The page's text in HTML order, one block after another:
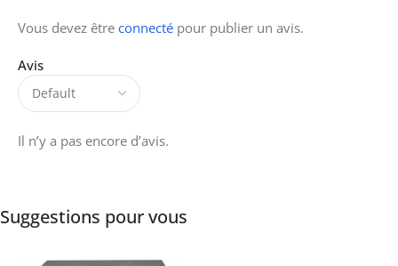
Avis
Il n’y a pas encore d’avis.
Vous devez être connecté pour publier un avis.
Suggestions pour vous